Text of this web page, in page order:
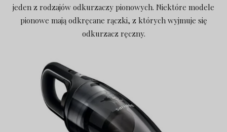
jeden z rodzajów odkurzaczy pionowych. Niektóre modele
pionowe mają odkręcane rączki, z których wyjmuje się
odkurzacz ręczny.